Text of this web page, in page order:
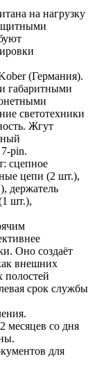
на нагрузку
(Германия).
габаритными
светотехники
Жгут
7-pin.
сцепное
цепи (2 шт.),
держатель
шт.),
Оно создаёт
внешних
полостей
срок службы
месяцев со дня
для